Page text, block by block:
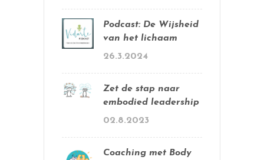
Podcast: De Wijsheid
van het lichaam
26.3.2024
Zet de stap naar
embodied leadership
02.8.2023
Coaching met Body